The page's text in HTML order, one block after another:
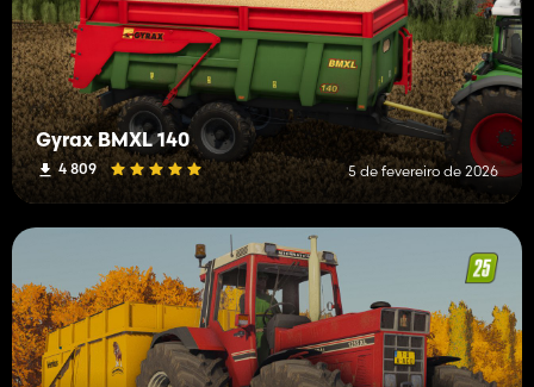
Gyrax BMXL 140
4 809 5 de fevereiro de 2026